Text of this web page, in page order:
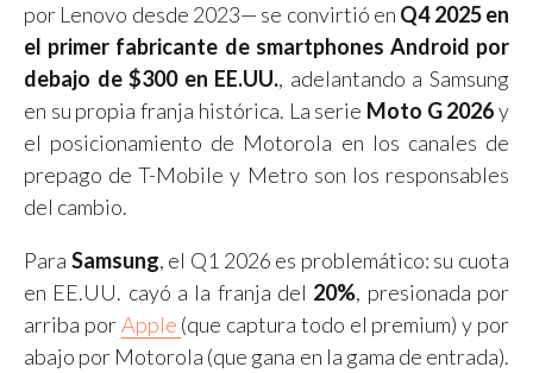
por Lenovo desde 2023— se convirtió en Q4 2025 en
el primer fabricante de smartphones Android por
debajo de $300 en EE.UU., adelantando a Samsung
en su propia franja histórica. La serie Moto G 2026y
el posicionamiento de Motorola en los canales de
prepago de T-Mobile y Metro son los responsables
del cambio.
Para Samsung, el Q1 2026 es problemático: su cuota
en EE.UU. cayó a la franja del 20%, presionada por
arriba porApple (que captura todo el premium) y por
abajo por Motorola (que gana en la gama de entrada).